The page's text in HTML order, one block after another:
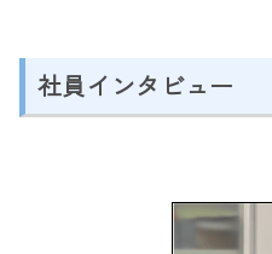
社員インタビュー